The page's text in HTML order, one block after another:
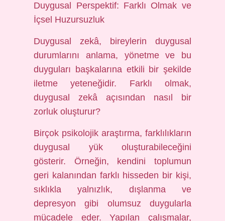
Duygusal Perspektif: Farklı Olmak ve
İçsel Huzursuzluk
Duygusal zekâ, bireylerin duygusal
durumlarını anlama, yönetme ve bu
duyguları başkalarına etkili bir şekilde
iletme yeteneğidir. Farklı olmak,
duygusal zekâ açısından nasıl bir
zorluk oluşturur?
Birçok psikolojik araştırma, farklılıkların
duygusal yük oluşturabileceğini
gösterir. Örneğin, kendini toplumun
geri kalanından farklı hisseden bir kişi,
sıklıkla yalnızlık, dışlanma ve
depresyon gibi olumsuz duygularla
mücadele eder. Yapılan çalışmalar,